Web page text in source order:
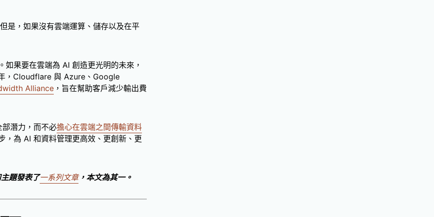
是，如果沒有雲端運算、儲存以及在平
果要在雲端為 AI 創造更光明的未來，
，Cloudflare 與 Azure、Google
Alliance ，旨在幫助客戶減少輸出費
潛力，而不必擔心在雲端之間傳輸資料
，為 AI 和資料管理更高效、更創新、更
題發表了一系列文章，本文為其一。